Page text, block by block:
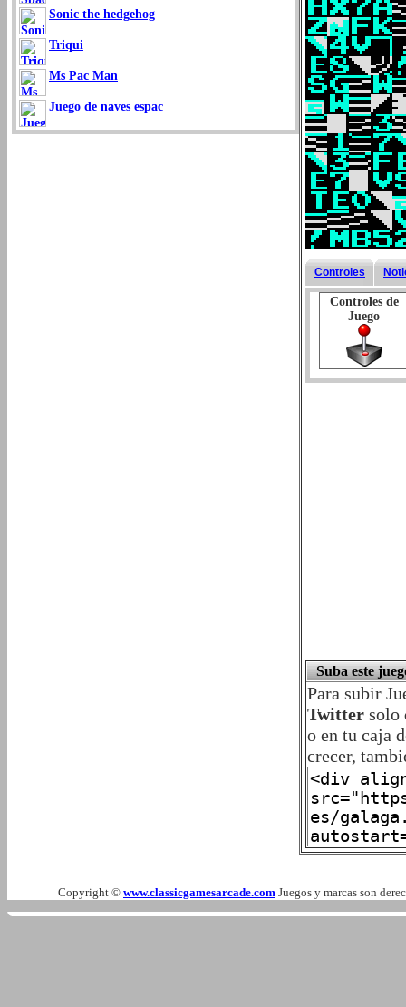
Sonic the hedgehog
Triqui
Ms Pac Man
Juego de naves espac
Controles
Controles de
Juego
Suba este
Para subir
Twitter solo
o en tu caja
crecer,
Copyright © www.classicgamesarcade.com Juegos y marcas son